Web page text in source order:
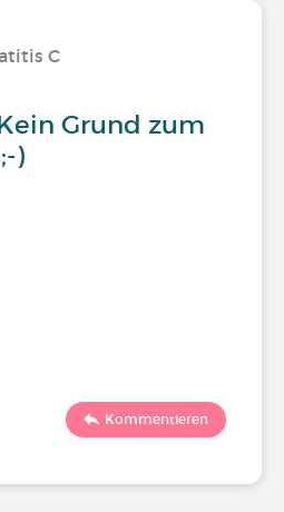
C
Grund zum
)
Kommentieren